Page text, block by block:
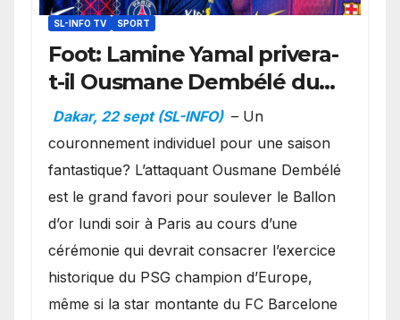
SL-INFO TV SPORT
Foot: Lamine Yamal privera-
t-il Ousmane Dembélé du
Ballon d’or ?
Dakar, 22 sept (SL-INFO) – Un
couronnement individuel pour une saison
fantastique? L’attaquant Ousmane Dembélé
est le grand favori pour soulever le Ballon
d’or lundi soir à Paris au cours d’une
cérémonie qui devrait consacrer l’exercice
historique du PSG champion d’Europe,
même si la star montante du FC Barcelone